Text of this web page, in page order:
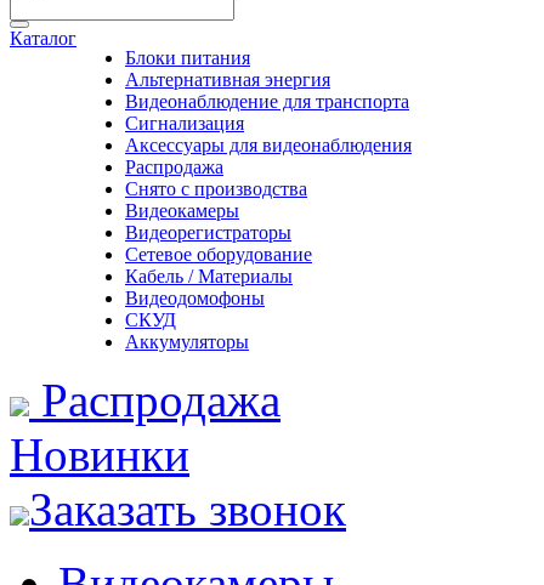
Каталог
Блоки питания
Альтернативная энергия
Видеонаблюдение для транспорта
Сигнализация
Аксессуары для видеонаблюдения
Распродажа
Снято с производства
Видеокамеры
Видеорегистраторы
Сетевое оборудование
Кабель / Материалы
Видеодомофоны
СКУД
Аккумуляторы
Распродажа
Новинки
Заказать звонок